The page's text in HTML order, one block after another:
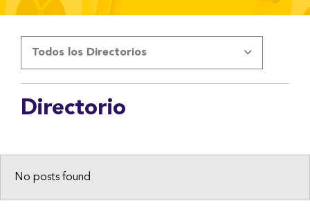
Todos los Directorios
Directorio
No posts found